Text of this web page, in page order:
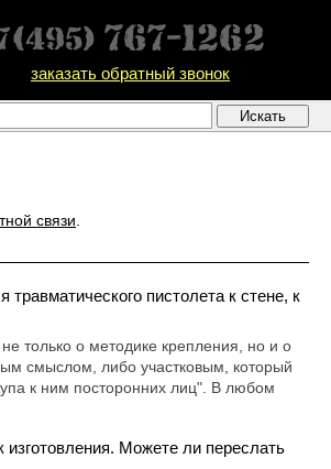
заказать обратный звонок
связи
пистолета к стене, к
только о методике крепления, но и о
смыслом, либо участковым, который
к ним посторонних лиц". В любом
Можете ли переслать